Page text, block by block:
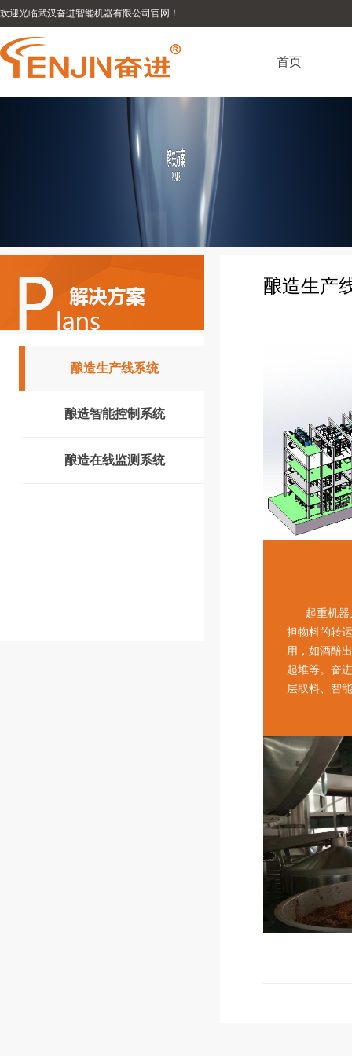
欢迎光临武汉奋进智能机器有限公司官网！
首页
酿造生产线系统
酿造智能控制系统
酿造在线监测系统
酿造生产
起重机器
担物料的转
用，如酒醅
起堆等。奋
层取料、智